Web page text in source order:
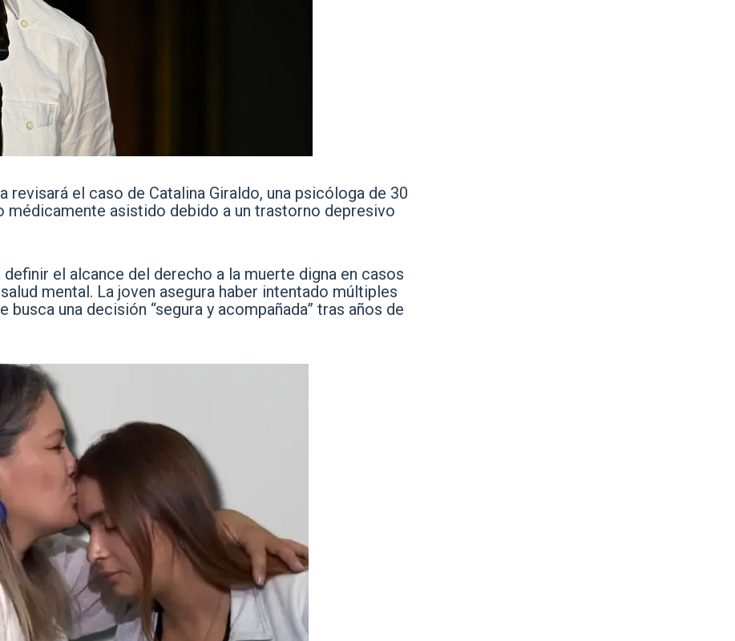
el caso de Catalina Giraldo, una psicóloga de 30
asistido debido a un trastorno depresivo
el alcance del derecho a la muerte digna en casos
mental. La joven asegura haber intentado múltiples
una decisión “segura y acompañada” tras años de